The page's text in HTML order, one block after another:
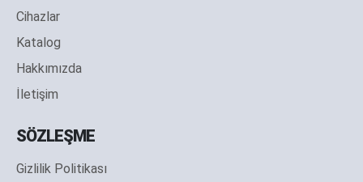
Cihazlar
Katalog
Hakkımızda
İletişim
SÖZLEŞME
Gizlilik Politikası